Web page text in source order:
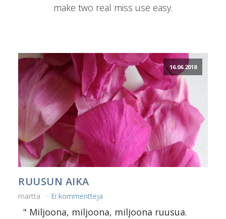
make two real miss use easy.
16.06.2018
RUUSUN AIKA
martta Ei kommentteja
" Miljoona, miljoona, miljoona ruusua.